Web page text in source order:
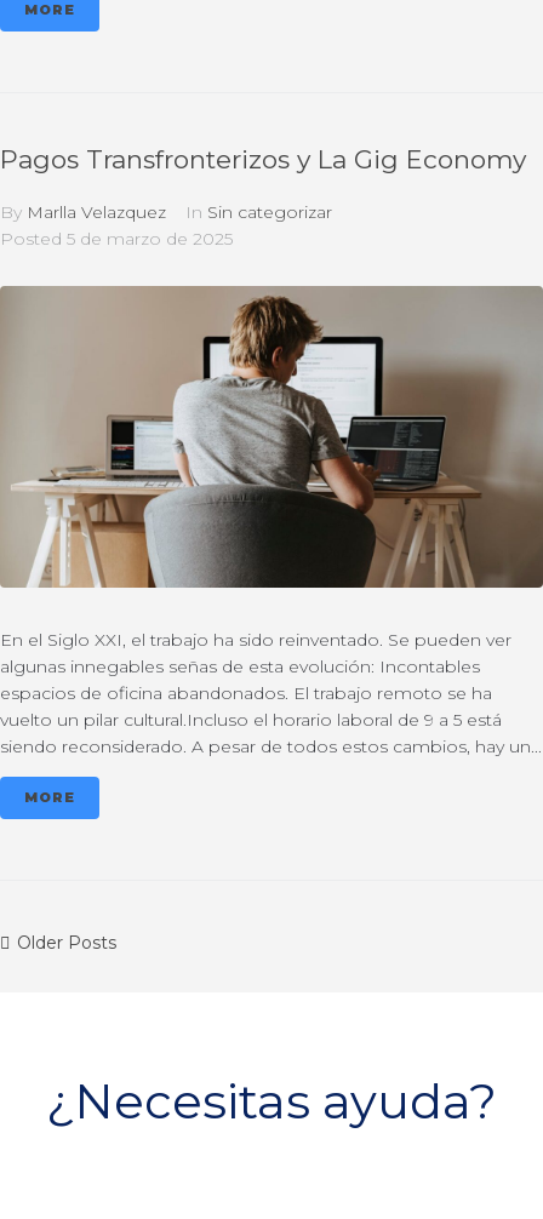
MORE
Pagos Transfronterizos y La Gig Economy
By Marlla Velazquez In Sin categorizar
Posted 5 de marzo de 2025
En el Siglo XXI, el trabajo ha sido reinventado. Se pueden ver
algunas innegables señas de esta evolución: Incontables
espacios de oficina abandonados. El trabajo remoto se ha
vuelto un pilar cultural.Incluso el horario laboral de 9 a 5 está
siendo reconsiderado. A pesar de todos estos cambios, hay un...
MORE
Older Posts
¿Necesitas ayuda?